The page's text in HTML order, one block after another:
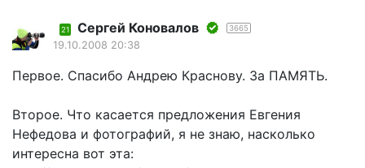
21 Сергей Коновалов 3665
19.10.2008 20:38
Первое. Спасибо Андрею Краснову. За ПАМЯТЬ.
Второе. Что касается предложения Евгения
Нефедова и фотографий, я не знаю, насколько
интересна вот эта: